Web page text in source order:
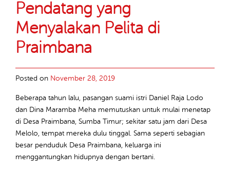
Pendatang yang
Menyalakan Pelita di
Praimbana
Posted on November 28, 2019
Beberapa tahun lalu, pasangan suami istri Daniel Raja Lodo
dan Dina Maramba Meha memutuskan untuk mulai menetap
di Desa Praimbana, Sumba Timur; sekitar satu jam dari Desa
Melolo, tempat mereka dulu tinggal. Sama seperti sebagian
besar penduduk Desa Praimbana, keluarga ini
menggantungkan hidupnya dengan bertani.